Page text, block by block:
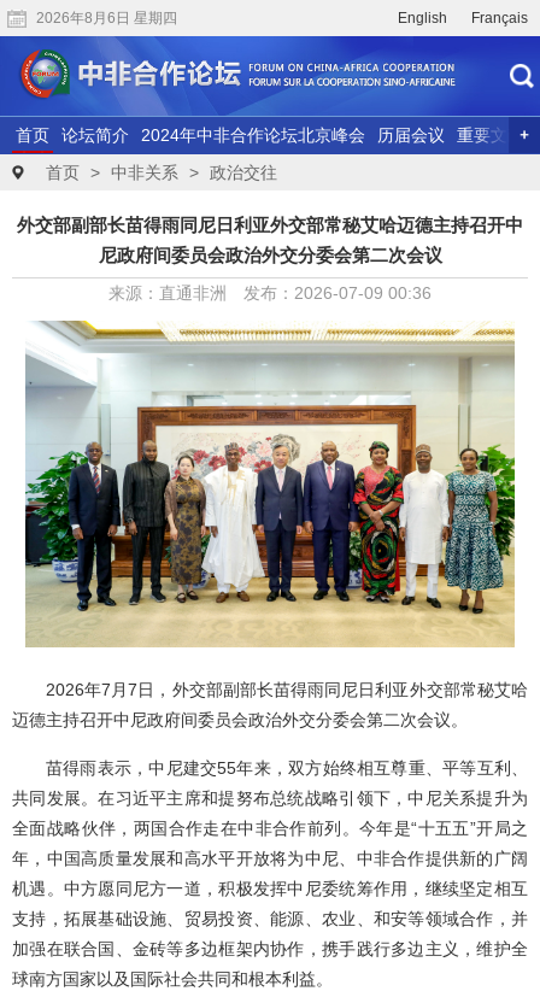
2026年8月6日 星期四 English Français
首页 论坛简介 2024年中非合作论坛北京峰会 历届会议
重要文献
联合研究
精彩视频
首页 > 中非关系 > 政治交往
外交部副部长苗得雨同尼日利亚外交部常秘艾哈迈德主持召开中
尼政府间委员会政治外交分委会第二次会议
来源：直通非洲 发布：2026-07-09 00:36
2026年7月7日，外交部副部长苗得雨同尼日利亚外交部常秘艾哈
迈德主持召开中尼政府间委员会政治外交分委会第二次会议。
苗得雨表示，中尼建交55年来，双方始终相互尊重、平等互利、
共同发展。在习近平主席和提努布总统战略引领下，中尼关系提升为
全面战略伙伴，两国合作走在中非合作前列。今年是“十五五”开局之
年，中国高质量发展和高水平开放将为中尼、中非合作提供新的广阔
机遇。中方愿同尼方一道，积极发挥中尼委统筹作用，继续坚定相互
支持，拓展基础设施、贸易投资、能源、农业、和安等领域合作，并
加强在联合国、金砖等多边框架内协作，携手践行多边主义，维护全
球南方国家以及国际社会共同和根本利益。